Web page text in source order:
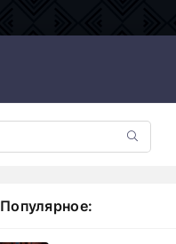
Популярное: